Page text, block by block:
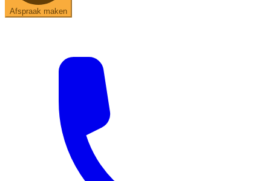
Afspraak maken